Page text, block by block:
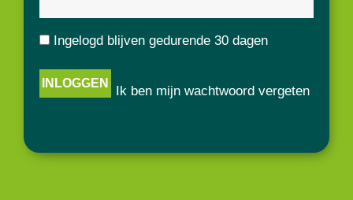
Ingelogd blijven gedurende 30 dagen
Ik ben mijn wachtwoord vergeten